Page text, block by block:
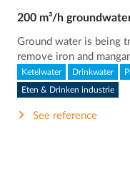
200 m³/h
Ground water is being
remove iron and
Ketelwater Drinkwater
Eten & Drinken industrie
See reference